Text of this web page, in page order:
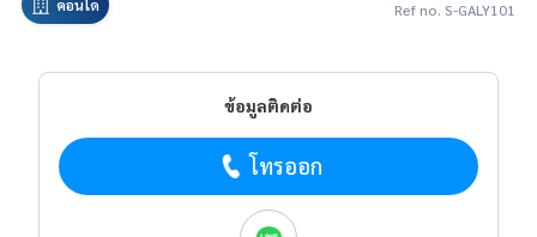
คอนโด Ref no. S-GALY101
ข้อมูลติดต่อ
โทรออก